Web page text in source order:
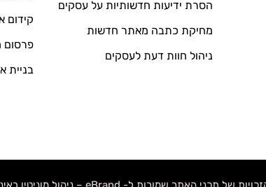
הסרת ידיעות חדשותיות על עסקים
מחיקת כתבה מאתר חדשות
ניהול חוות דעת לעסקים
קידום
פרסום
בניית